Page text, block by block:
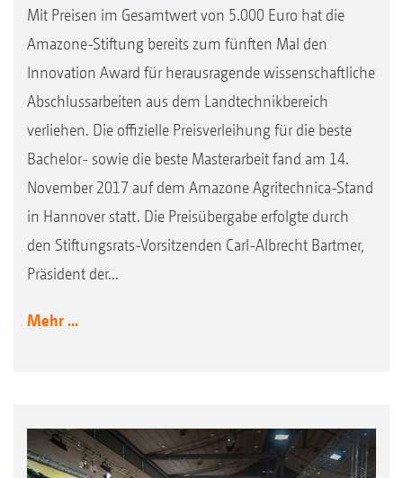
Mit Preisen im Gesamtwert von 5.000 Euro hat die
Amazone-Stiftung bereits zum fünften Mal den
Innovation Award für herausragende wissenschaftliche
Abschlussarbeiten aus dem Landtechnikbereich
verliehen. Die offizielle Preisverleihung für die beste
Bachelor- sowie die beste Masterarbeit fand am 14.
November 2017 auf dem Amazone Agritechnica-Stand
in Hannover statt. Die Preisübergabe erfolgte durch
den Stiftungsrats-Vorsitzenden Carl-Albrecht Bartmer,
Präsident der...
Mehr ...